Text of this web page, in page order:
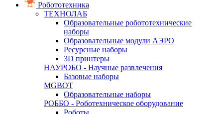
Робототехника
ТЕХНОЛАБ
Образовательные робототехнические
наборы
Образовательные модули АЭРО
Ресурсные наборы
3D принтеры
НАУРОБО - Научные развлечения
Базовые наборы
MGBOT
Образовательные наборы
РОББО - Роботехническое оборудование
Роботы